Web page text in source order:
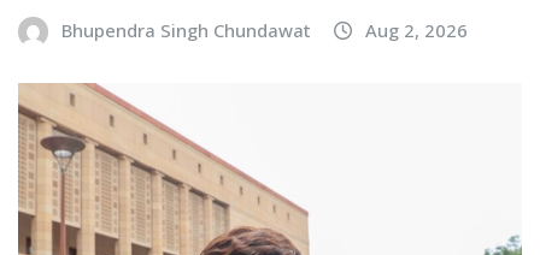
Bhupendra Singh Chundawat Aug 2, 2026